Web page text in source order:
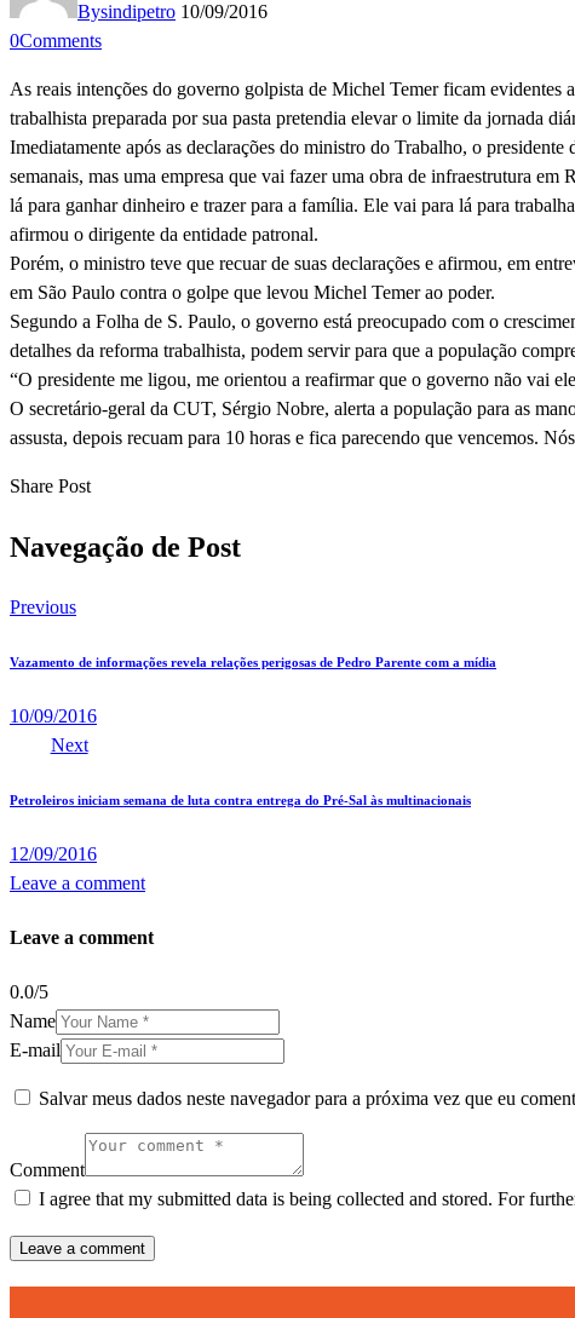
Bysindipetro 10/09/2016
0Comments
As reais intenções do governo golpista de Michel Temer ficam evidentes
trabalhista preparada por sua pasta pretendia elevar o limite da jornada
Imediatamente após as declarações do ministro do Trabalho, o
semanais, mas uma empresa que vai fazer uma obra de infraestrutura
lá para ganhar dinheiro e trazer para a família. Ele vai para lá para
afirmou o dirigente da entidade patronal.
Porém, o ministro teve que recuar de suas declarações e afirmou, em
em São Paulo contra o golpe que levou Michel Temer ao poder.
Segundo a Folha de S. Paulo, o governo está preocupado com o
detalhes da reforma trabalhista, podem servir para que a população
“O presidente me ligou, me orientou a reafirmar que o governo não vai
O secretário-geral da CUT, Sérgio Nobre, alerta a população para as
assusta, depois recuam para 10 horas e fica parecendo que vencemos.
Share Post
Navegação de Post
Previous
Vazamento de informações revela relações perigosas de Pedro Parente com a mídia
10/09/2016
Next
Petroleiros iniciam semana de luta contra entrega do Pré-Sal às multinacionais
12/09/2016
Leave a comment
Leave a comment
0.0/5
Name
E-mail
Salvar meus dados neste navegador para a próxima vez que eu
Comment
I agree that my submitted data is being collected and stored. For